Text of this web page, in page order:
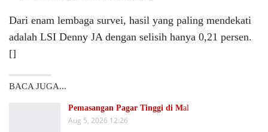
Dari enam lembaga survei, hasil yang paling mendekati
adalah LSI Denny JA dengan selisih hanya 0,21 persen.
[]
BACA JUGA...
Pemasangan Pagar Tinggi di Mal
Aug 5, 2026 12:26